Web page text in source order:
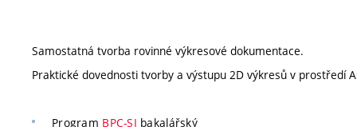
Samostatná tvorba rovinné výkresové dokumentace.
Praktické dovednosti tvorby a výstupu 2D výkresů v prostředí
Program BPC-SI bakalářský